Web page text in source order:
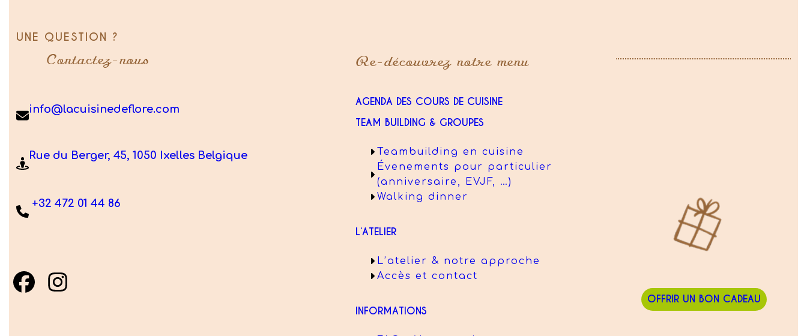
UNE QUESTION ?
Contactez-nous
info@lacuisinedeflore.com
Rue du Berger, 45, 1050 Ixelles Belgique
+32 472 01 44 86
Re-découvrez notre menu
AGENDA DES COURS DE CUISINE
TEAM BUILDING & GROUPES
Teambuilding en cuisine
Évenements pour particulier
(anniversaire, EVJF, …)
Walking dinner
L’ATELIER
L’atelier & notre approche
Accès et contact
INFORMATIONS
OFFRIR UN BON CADEAU